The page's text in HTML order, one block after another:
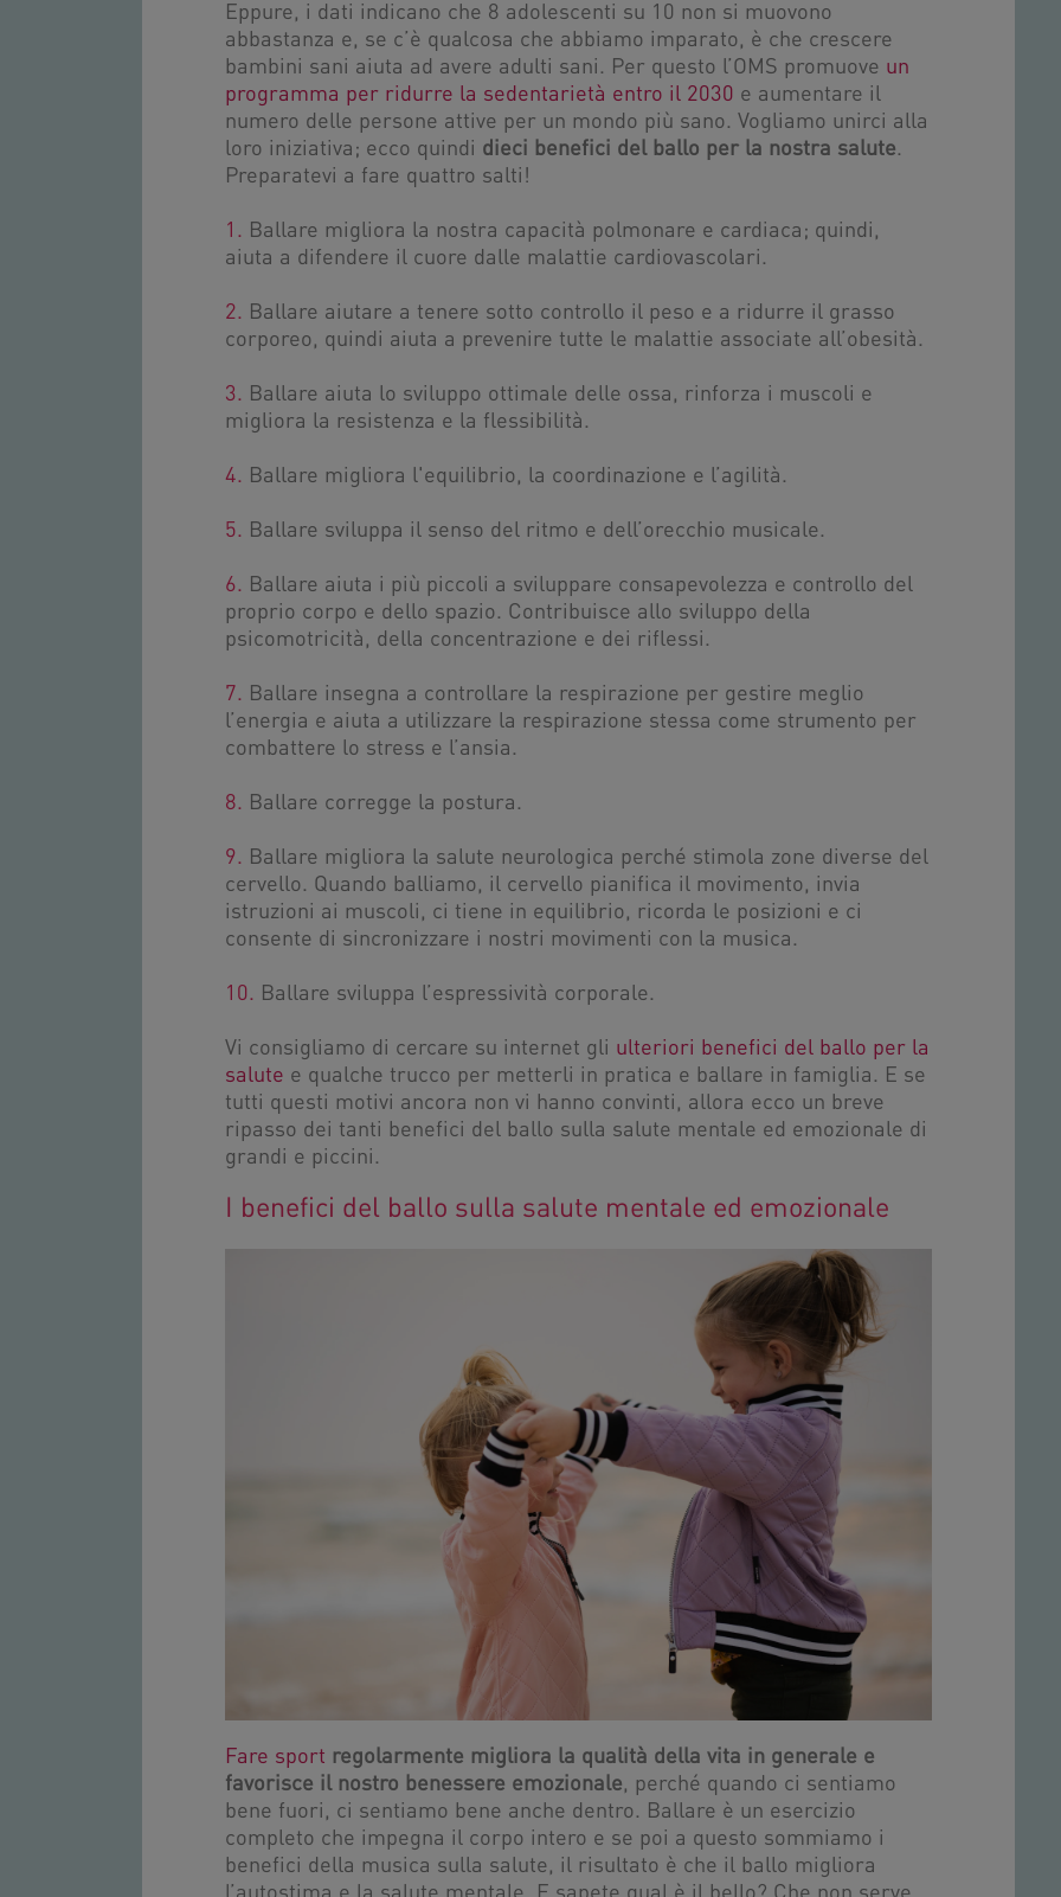
Eppure, i dati indicano che 8 adolescenti su 10 non si muovono
abbastanza e, se c’è qualcosa che abbiamo imparato, è che crescere
bambini sani aiuta ad avere adulti sani. Per questo l’OMS promuove un
programma per ridurre la sedentarietà entro il 2030 e aumentare il
numero delle persone attive per un mondo più sano. Vogliamo unirci alla
loro iniziativa; ecco quindi dieci benefici del ballo per la nostra salute.
Preparatevi a fare quattro salti!
1. Ballare migliora la nostra capacità polmonare e cardiaca; quindi,
aiuta a difendere il cuore dalle malattie cardiovascolari.
2. Ballare aiutare a tenere sotto controllo il peso e a ridurre il grasso
corporeo, quindi aiuta a prevenire tutte le malattie associate all’obesità.
3. Ballare aiuta lo sviluppo ottimale delle ossa, rinforza i muscoli e
migliora la resistenza e la flessibilità.
4. Ballare migliora l'equilibrio, la coordinazione e l’agilità.
5. Ballare sviluppa il senso del ritmo e dell’orecchio musicale.
6. Ballare aiuta i più piccoli a sviluppare consapevolezza e controllo del
proprio corpo e dello spazio. Contribuisce allo sviluppo della
psicomotricità, della concentrazione e dei riflessi.
7. Ballare insegna a controllare la respirazione per gestire meglio
l’energia e aiuta a utilizzare la respirazione stessa come strumento per
combattere lo stress e l’ansia.
8. Ballare corregge la postura.
9. Ballare migliora la salute neurologica perché stimola zone diverse del
cervello. Quando balliamo, il cervello pianifica il movimento, invia
istruzioni ai muscoli, ci tiene in equilibrio, ricorda le posizioni e ci
consente di sincronizzare i nostri movimenti con la musica.
10. Ballare sviluppa l’espressività corporale.
Vi consigliamo di cercare su internet gli ulteriori benefici del ballo per la
salute e qualche trucco per metterli in pratica e ballare in famiglia. E se
tutti questi motivi ancora non vi hanno convinti, allora ecco un breve
ripasso dei tanti benefici del ballo sulla salute mentale ed emozionale di
grandi e piccini.
I benefici del ballo sulla salute mentale ed emozionale
Fare sport regolarmente migliora la qualità della vita in generale e
favorisce il nostro benessere emozionale, perché quando ci sentiamo
bene fuori, ci sentiamo bene anche dentro. Ballare è un esercizio
completo che impegna il corpo intero e se poi a questo sommiamo i
benefici della musica sulla salute, il risultato è che il ballo migliora